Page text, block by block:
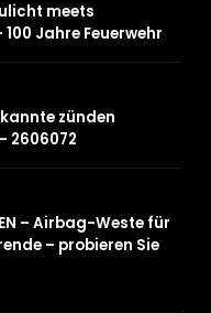
meets
Jahre Feuerwehr
zünden
2606072
– Airbag-Weste für
– probieren Sie es